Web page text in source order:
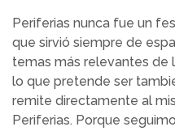
Periferias nunca fue un
que sirvió siempre de
temas más relevantes de
lo que pretende ser
remite directamente al
Periferias. Porque